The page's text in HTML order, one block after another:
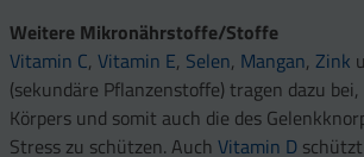
Weitere Mikronährstoffe/Stoffe
Vitamin C, Vitamin E, Selen, Mangan, Zink
(sekundäre Pflanzenstoffe) tragen dazu
Körpers und somit auch die des
Stress zu schützen. Auch Vitamin D